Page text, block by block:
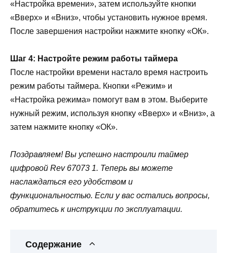
«Настройка времени», затем используйте кнопки
«Вверх» и «Вниз», чтобы установить нужное время.
После завершения настройки нажмите кнопку «ОК».
Шаг 4: Настройте режим работы таймера
После настройки времени настало время настроить
режим работы таймера. Кнопки «Режим» и
«Настройка режима» помогут вам в этом. Выберите
нужный режим, используя кнопку «Вверх» и «Вниз», а
затем нажмите кнопку «ОК».
Поздравляем! Вы успешно настроили таймер
цифровой Rev 67073 1. Теперь вы можете
наслаждаться его удобством и
функциональностью. Если у вас остались вопросы,
обратитесь к инструкции по эксплуатации.
Содержание